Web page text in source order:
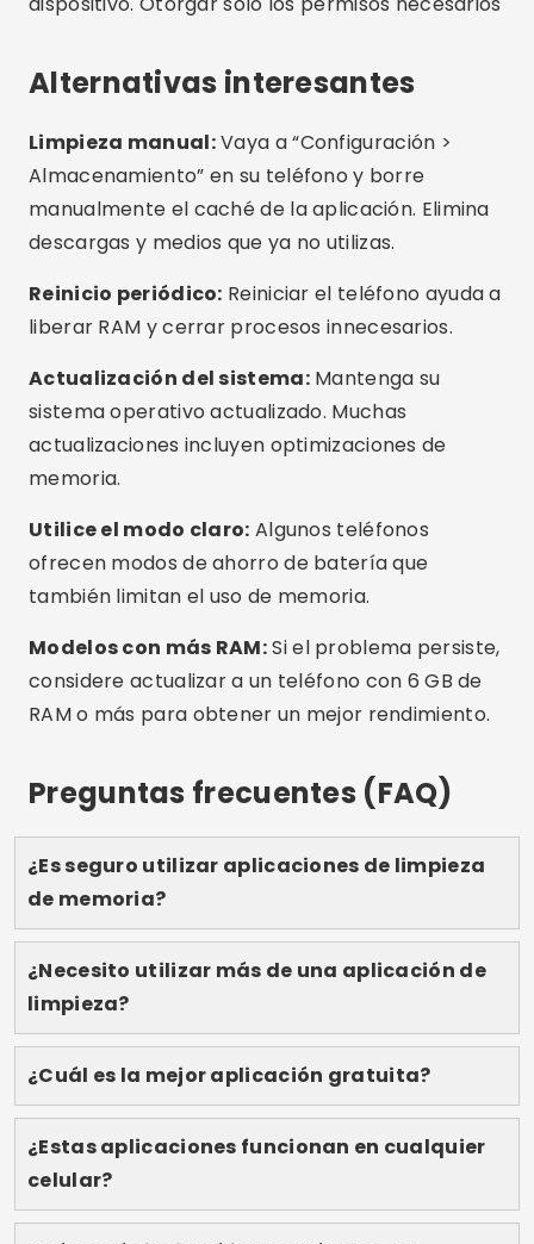
¿Necesito utilizar más de una aplicación de
¿Cuál es la mejor aplicación gratuita?
¿Estas aplicaciones funcionan en cualquier
celular?
archivos innecesarios?
Conclusión
No hay necesidad de sufrir con un teléfono
celular lento o congelado. Con las aplicaciones
adecuadas, puedes limpiar memoria, liberar
espacio y mejorar el rendimiento en minutos,
todo sin gastar un centavo. Prueba las
aplicaciones sugeridas, prueba qué funciona
¡Guarda este artículo para consultarlo siempre
que lo necesites y compártelo con cualquier
persona que también sufra problemas de
memoria!
Publicidad - SpotAds
Compartir: